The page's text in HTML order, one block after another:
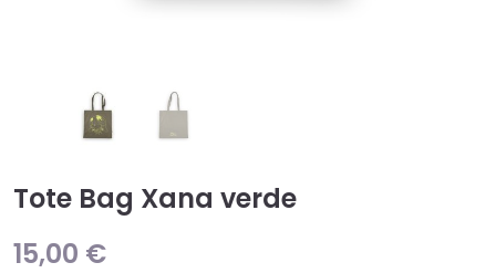
Tote Bag Xana verde
15,00 €